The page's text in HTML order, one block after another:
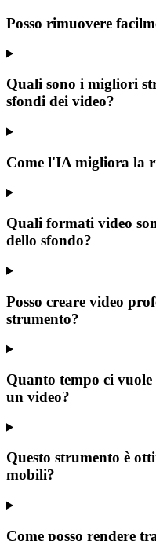
Posso rimuovere
Quali sono i migliori
sfondi dei video?
Come l'IA migliora la
Quali formati video
dello sfondo?
Posso creare video
strumento?
Quanto tempo ci
un video?
Questo strumento è
mobili?
Come posso rendere